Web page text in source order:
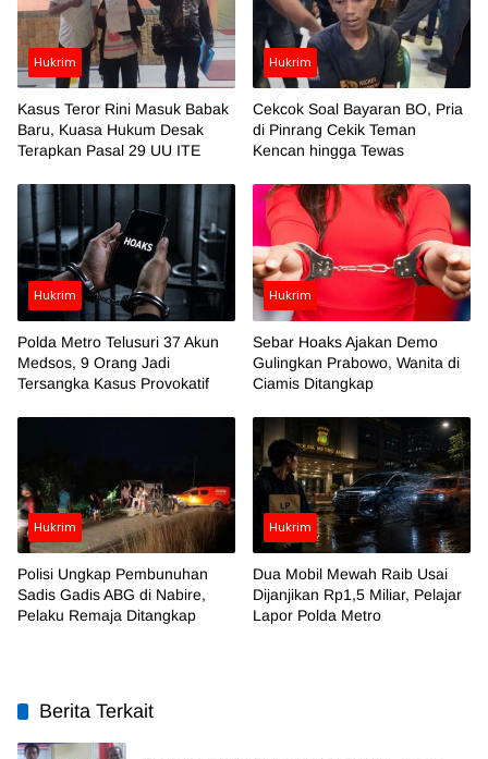
Hukrim
Kasus Teror Rini Masuk Babak
Baru, Kuasa Hukum Desak
Terapkan Pasal 29 UU ITE
Hukrim
Cekcok Soal Bayaran BO, Pria
di Pinrang Cekik Teman
Kencan hingga Tewas
Hukrim
Polda Metro Telusuri 37 Akun
Medsos, 9 Orang Jadi
Tersangka Kasus Provokatif
Hukrim
Sebar Hoaks Ajakan Demo
Gulingkan Prabowo, Wanita di
Ciamis Ditangkap
Hukrim
Polisi Ungkap Pembunuhan
Sadis Gadis ABG di Nabire,
Pelaku Remaja Ditangkap
Hukrim
Dua Mobil Mewah Raib Usai
Dijanjikan Rp1,5 Miliar, Pelajar
Lapor Polda Metro
Berita Terkait